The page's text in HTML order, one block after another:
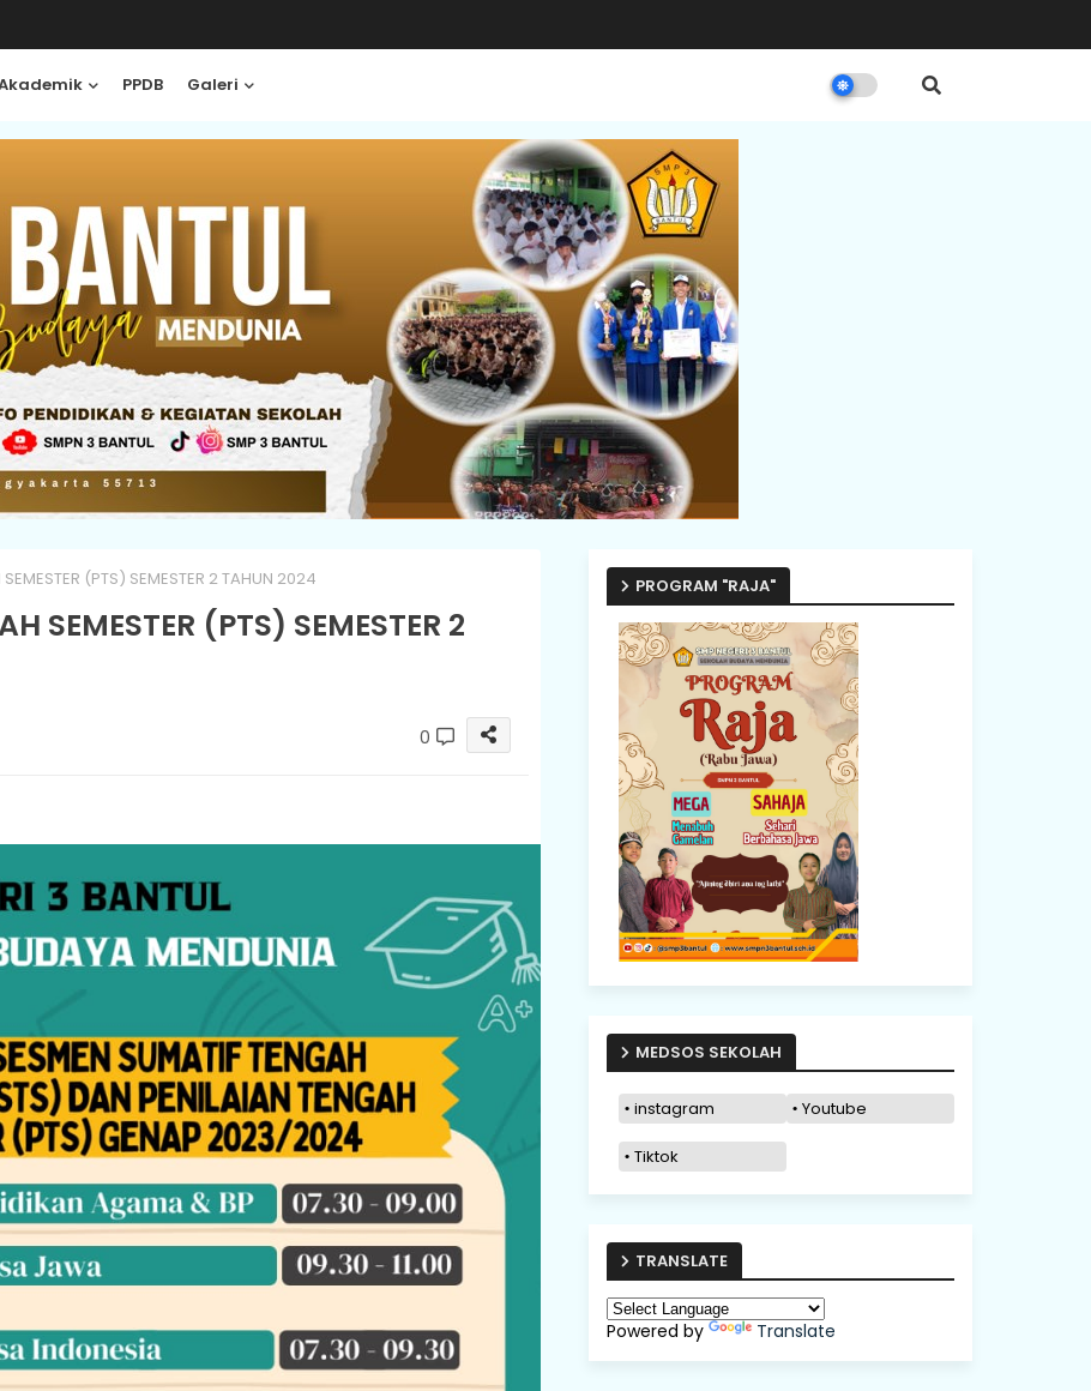
PPDB Galeri
(PTS) SEMESTER 2 TAHUN 2024
SEMESTER (PTS) SEMESTER 2
0
PROGRAM "RAJA"
MEDSOS SEKOLAH
instagram Youtube
Tiktok
TRANSLATE
Powered by Translate